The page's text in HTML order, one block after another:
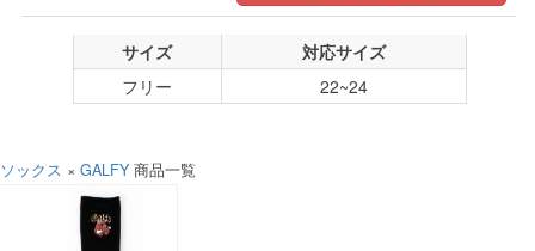
サイズ
対応サイズ
フリー
22~24
ソックス × GALFY 商品一覧